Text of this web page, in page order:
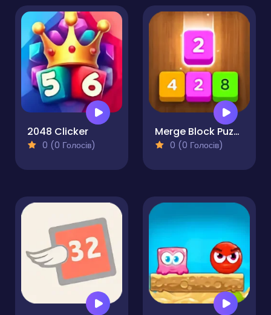
2048 Clicker
0 (0 Голосів)
Merge Block Puzzle
0 (0 Голосів)